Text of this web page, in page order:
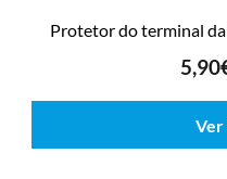
Protetor do terminal
5,90